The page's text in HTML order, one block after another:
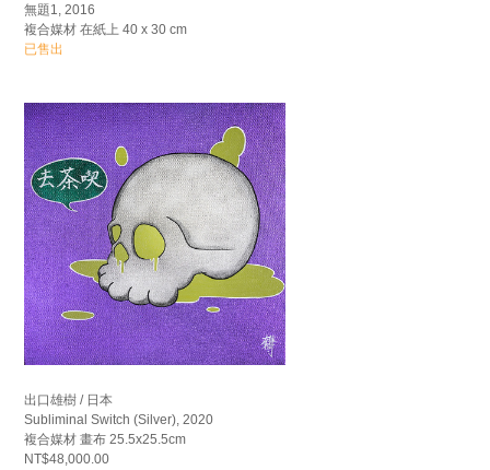
無題1, 2016
複合媒材 在紙上 40 x 30 cm
已售出
出口雄樹 / 日本
Subliminal Switch (Silver), 2020
複合媒材 畫布 25.5x25.5cm
NT$48,000.00